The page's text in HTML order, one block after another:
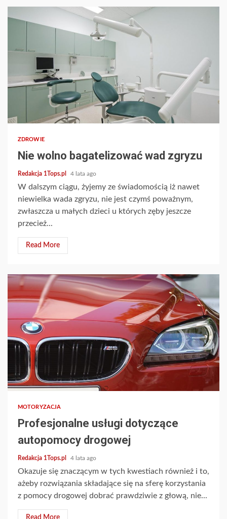
ZDROWIE
Nie wolno bagatelizować wad zgryzu
Redakcja 1Tops.pl 4 lata ago
W dalszym ciągu, żyjemy ze świadomością iż nawet
niewielka wada zgryzu, nie jest czymś poważnym,
zwłaszcza u małych dzieci u których zęby jeszcze
przecież...
Read More
2 min read
MOTORYZACJA
Profesjonalne usługi dotyczące
autopomocy drogowej
Redakcja 1Tops.pl 4 lata ago
Okazuje się znaczącym w tych kwestiach również i to,
ażeby rozwiązania składające się na sferę korzystania
z pomocy drogowej dobrać prawdziwie z głową, nie...
Read More